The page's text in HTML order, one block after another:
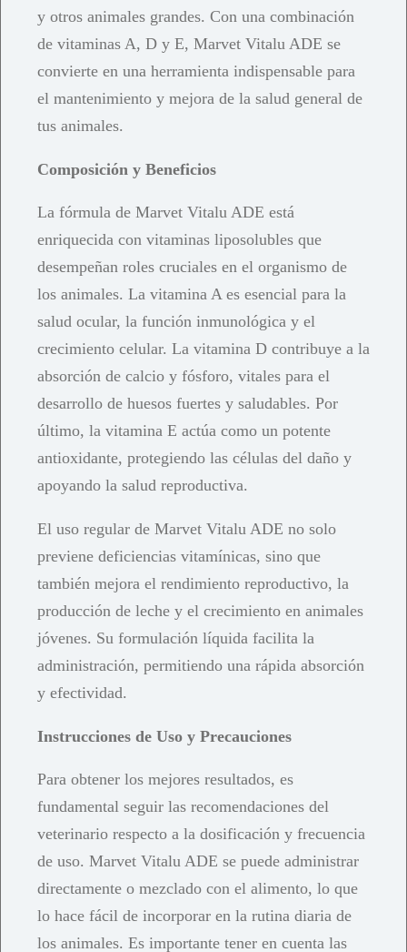
y otros animales grandes. Con una combinación
de vitaminas A, D y E, Marvet Vitalu ADE se
convierte en una herramienta indispensable para
el mantenimiento y mejora de la salud general de
tus animales.
Composición y Beneficios
La fórmula de Marvet Vitalu ADE está
enriquecida con vitaminas liposolubles que
desempeñan roles cruciales en el organismo de
los animales. La vitamina A es esencial para la
salud ocular, la función inmunológica y el
crecimiento celular. La vitamina D contribuye a la
absorción de calcio y fósforo, vitales para el
desarrollo de huesos fuertes y saludables. Por
último, la vitamina E actúa como un potente
antioxidante, protegiendo las células del daño y
apoyando la salud reproductiva.
El uso regular de Marvet Vitalu ADE no solo
previene deficiencias vitamínicas, sino que
también mejora el rendimiento reproductivo, la
producción de leche y el crecimiento en animales
jóvenes. Su formulación líquida facilita la
administración, permitiendo una rápida absorción
y efectividad.
Instrucciones de Uso y Precauciones
Para obtener los mejores resultados, es
fundamental seguir las recomendaciones del
veterinario respecto a la dosificación y frecuencia
de uso. Marvet Vitalu ADE se puede administrar
directamente o mezclado con el alimento, lo que
lo hace fácil de incorporar en la rutina diaria de
los animales. Es importante tener en cuenta las